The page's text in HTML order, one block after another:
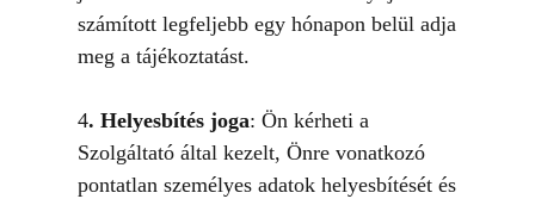
számított legfeljebb egy hónapon belül adja
meg a tájékoztatást.
4. Helyesbítés joga: Ön kérheti a
Szolgáltató által kezelt, Önre vonatkozó
pontatlan személyes adatok helyesbítését és